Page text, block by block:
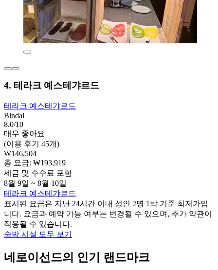
4. 테라크 예스테갸르드
테라크 예스테갸르드
Bindal
8.0/10
매우 좋아요
(이용 후기 45개)
₩146,504
총 요금: ₩193,919
세금 및 수수료 포함
8월 9일 ~ 8월 10일
테라크 예스테갸르드
표시된 요금은 지난 24시간 이내 성인 2명 1박 기준 최저가입
니다. 요금과 예약 가능 여부는 변경될 수 있으며, 추가 약관이
적용될 수 있습니다.
숙박 시설 모두 보기
네로이선드의 인기 랜드마크